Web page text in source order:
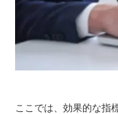
ここでは、効果的な指